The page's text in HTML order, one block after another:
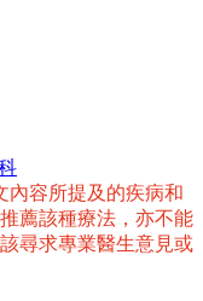
內容所提及的疾病和
薦該種療法，亦不能
尋求專業醫生意見或